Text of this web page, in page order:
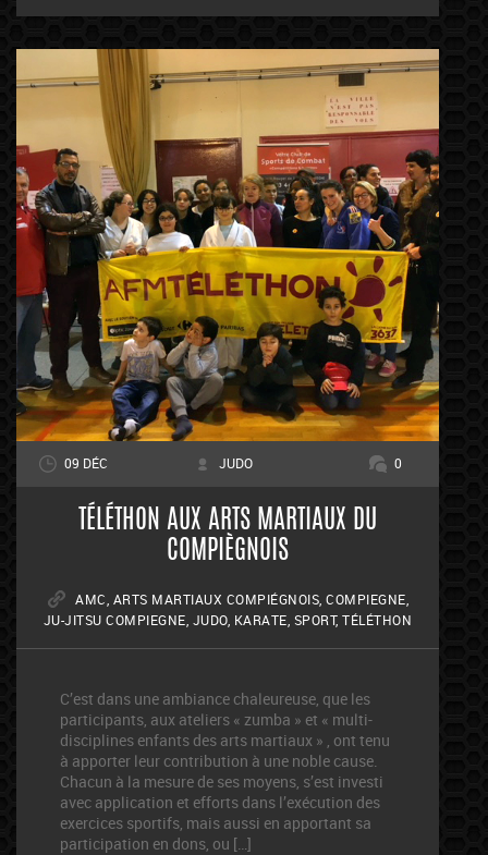
09 DÉC JUDO 0
TÉLÉTHON AUX ARTS MARTIAUX DU
COMPIÈGNOIS
AMC ARTS MARTIAUX COMPIÉGNOIS COMPIEGNE
JU-JITSU COMPIEGNE JUDO, KARATE SPORT,TÉLÉTHON
C’est dans une ambiance chaleureuse, que les
participants, aux ateliers « zumba » et « multi-
disciplines enfants des arts martiaux » , ont tenu
à apporter leur contribution à une noble cause.
Chacun à la mesure de ses moyens, s’est investi
avec application et efforts dans l’exécution des
exercices sportifs, mais aussi en apportant sa
participation en dons, ou […]